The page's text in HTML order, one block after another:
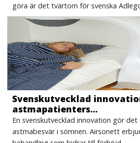
göra är det tvärtom för svenska
Svenskutvecklad
astmapatienters…
En svenskutvecklad innovation gör
astmabesvär i sömnen. Airsonett